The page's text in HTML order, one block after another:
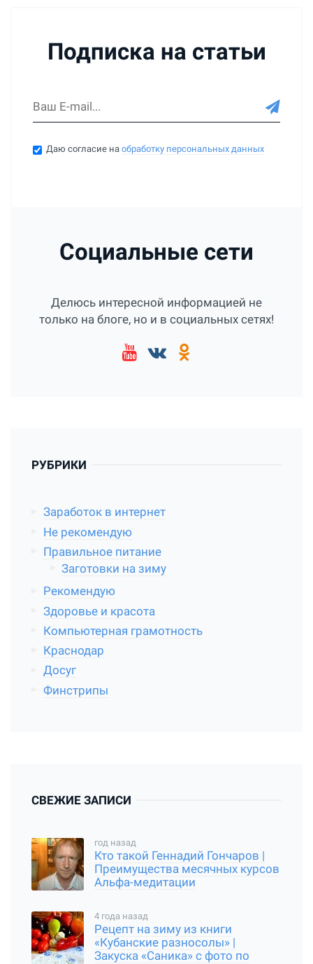
Подписка на статьи
Даю согласие наобработку персональных данных
Социальные сети
Делюсь интересной информацией не
только на блоге, но и в социальных сетях!
РУБРИКИ
Заработок в интернет
Не рекомендую
Правильное питание
Заготовки на зиму
Рекомендую
Здоровье и красота
Компьютерная грамотность
Краснодар
Досуг
Финстрипы
СВЕЖИЕ ЗАПИСИ
год назад
Кто такой Геннадий Гончаров |
Преимущества месячных курсов
Альфа-медитации
4 года назад
Рецепт на зиму из книги
«Кубанские разносолы» |
Закуска «Саника» с фото по